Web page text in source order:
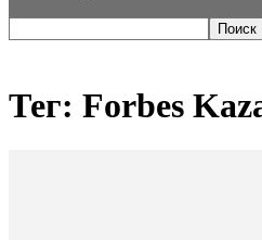
Тег: Forbes